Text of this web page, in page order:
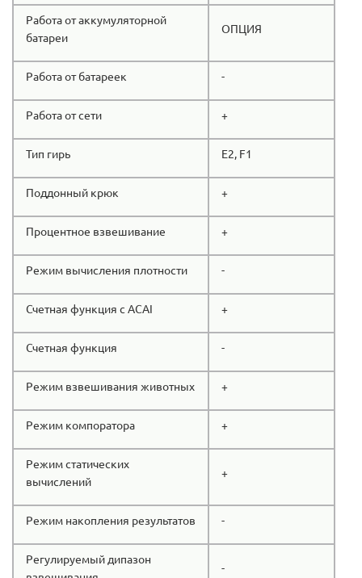
Работа от аккумуляторной
батареи
ОПЦИЯ
Работа от батареек -
Работа от сети +
Тип гирь E2, F1
Поддонный крюк +
Процентное взвешивание +
Режим вычисления плотности -
Счетная функция с ACAI +
Счетная функция -
Режим взвешивания животных +
Режим компоратора +
Режим статических
вычислений
+
Режим накопления результатов -
Регулируемый дипазон
-